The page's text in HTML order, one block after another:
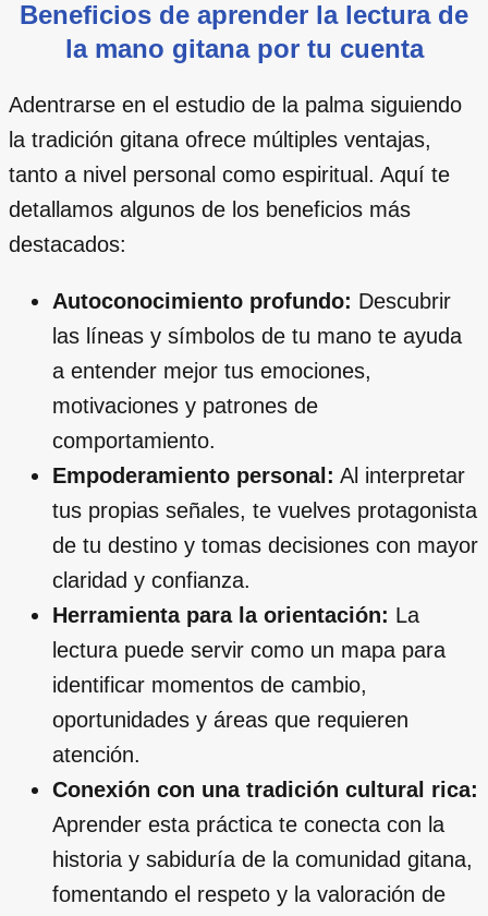
Beneficios de aprender la lectura de
la mano gitana por tu cuenta
Adentrarse en el estudio de la palma siguiendo
la tradición gitana ofrece múltiples ventajas,
tanto a nivel personal como espiritual. Aquí te
detallamos algunos de los beneficios más
destacados:
Autoconocimiento profundo: Descubrir
las líneas y símbolos de tu mano te ayuda
a entender mejor tus emociones,
motivaciones y patrones de
comportamiento.
Empoderamiento personal: Al interpretar
tus propias señales, te vuelves protagonista
de tu destino y tomas decisiones con mayor
claridad y confianza.
Herramienta para la orientación: La
lectura puede servir como un mapa para
identificar momentos de cambio,
oportunidades y áreas que requieren
atención.
Conexión con una tradición cultural rica:
Aprender esta práctica te conecta con la
historia y sabiduría de la comunidad gitana,
fomentando el respeto y la valoración de